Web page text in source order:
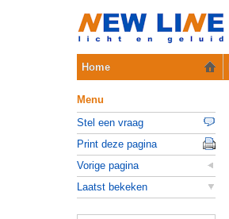
Home
Menu
Stel een vraag
Print deze pagina
Vorige pagina
Laatst bekeken